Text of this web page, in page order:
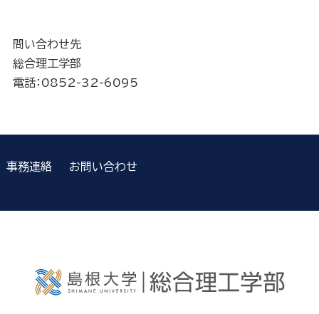
問い合わせ先
総合理工学部
電話：0852-32-6095
事務連絡 お問い合わせ